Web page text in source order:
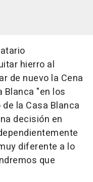
hierro al
de nuevo la Cena
Blanca "en los
la Casa Blanca
decisión en
diferente a lo
que